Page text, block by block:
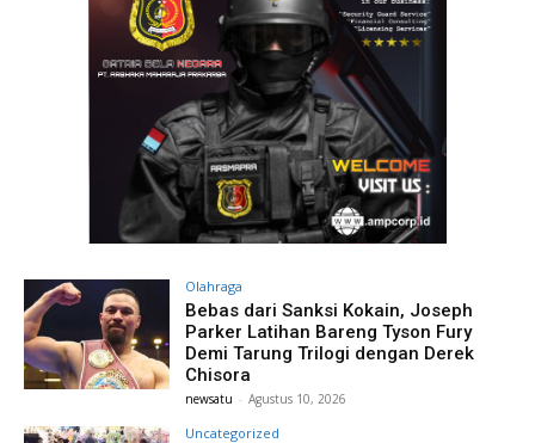
Olahraga
Bebas dari Sanksi Kokain, Joseph
Parker Latihan Bareng Tyson Fury
Demi Tarung Trilogi dengan Derek
Chisora
newsatu - Agustus 10, 2026
Uncategorized